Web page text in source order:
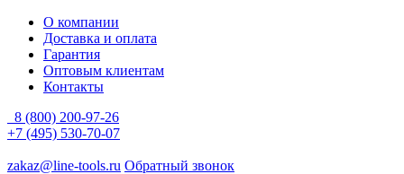
О компании
Доставка и оплата
Гарантия
Оптовым клиентам
Контакты
8 (800) 200-97-26
+7 (495) 530-70-07
zakaz@line-tools.ru Обратный звонок